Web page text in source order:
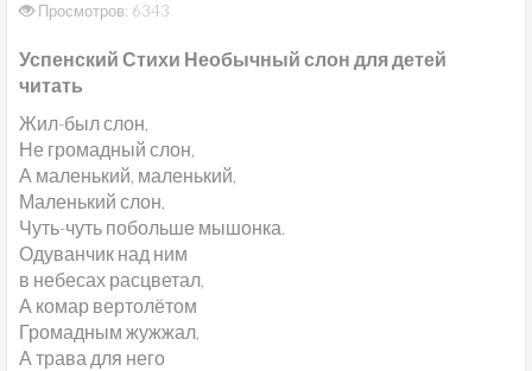
Просмотров: 6343
Успенский Стихи Необычный слон для детей
читать
Жил-был слон,
Не громадный слон,
А маленький, маленький,
Маленький слон,
Чуть-чуть побольше мышонка.
Одуванчик над ним
в небесах расцветал,
А комар вертолётом
Громадным жужжал,
А трава для него